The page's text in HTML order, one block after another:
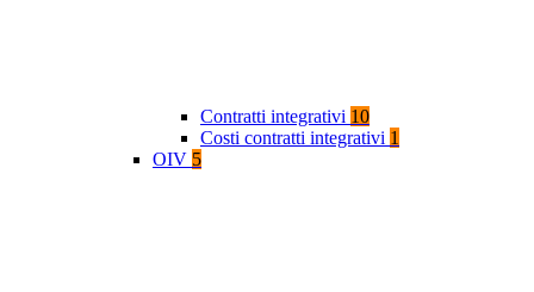
Contratti integrativi 10
Costi contratti integrativi 1
OIV 5